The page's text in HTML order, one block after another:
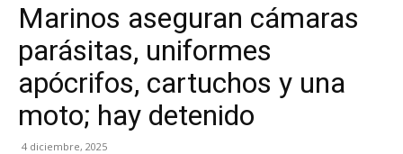
Marinos aseguran cámaras
parásitas, uniformes
apócrifos, cartuchos y una
moto; hay detenido
4 diciembre, 2025